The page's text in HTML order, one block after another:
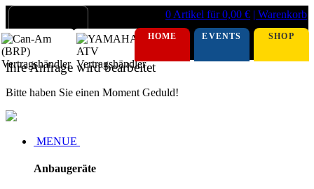
0 Artikel für 0,00 € | Warenkorb
HOME EVENTS SHOP
Ihre Anfrage wird bearbeitet
Bitte haben Sie einen Moment Geduld!
MENUE
Anbaugeräte